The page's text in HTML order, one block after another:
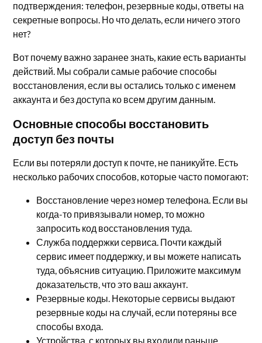
подтверждения: телефон, резервные коды, ответы на
секретные вопросы. Но что делать, если ничего этого
нет?
Вот почему важно заранее знать, какие есть варианты
действий. Мы собрали самые рабочие способы
восстановления, если вы остались только с именем
аккаунта и без доступа ко всем другим данным.
Основные способы восстановить
доступ без почты
Если вы потеряли доступ к почте, не паникуйте. Есть
несколько рабочих способов, которые часто помогают:
Восстановление через номер телефона. Если вы
когда-то привязывали номер, то можно
запросить код восстановления туда.
Служба поддержки сервиса. Почти каждый
сервис имеет поддержку, и вы можете написать
туда, объяснив ситуацию. Приложите максимум
доказательств, что это ваш аккаунт.
Резервные коды. Некоторые сервисы выдают
резервные коды на случай, если потеряны все
способы входа.
Устройства, с которых вы входили раньше.